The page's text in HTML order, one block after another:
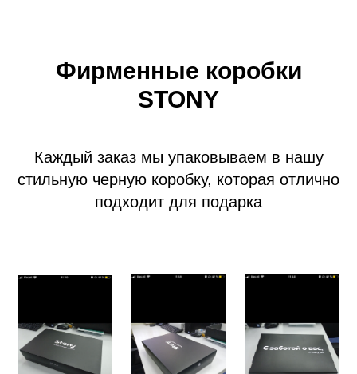
Фирменные коробки
STONY
Каждый заказ мы упаковываем в нашу
стильную черную коробку, которая отлично
подходит для подарка